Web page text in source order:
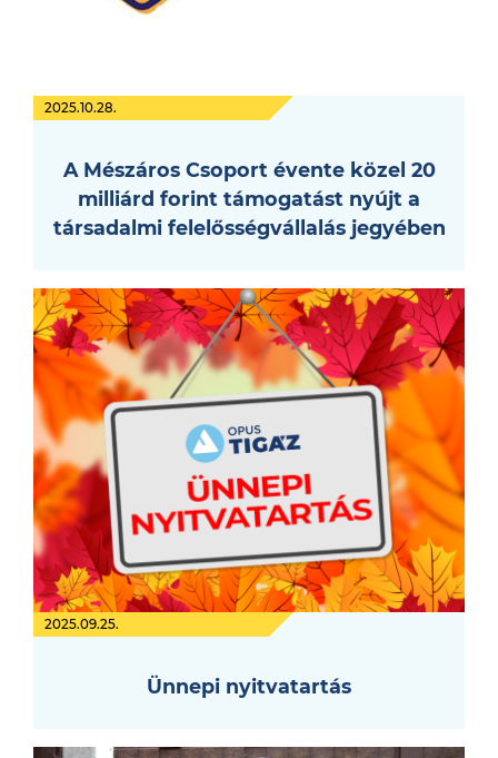
2025.10.28.
A Mészáros Csoport évente közel 20
milliárd forint támogatást nyújt a
társadalmi felelősségvállalás jegyében
2025.09.25.
Ünnepi nyitvatartás